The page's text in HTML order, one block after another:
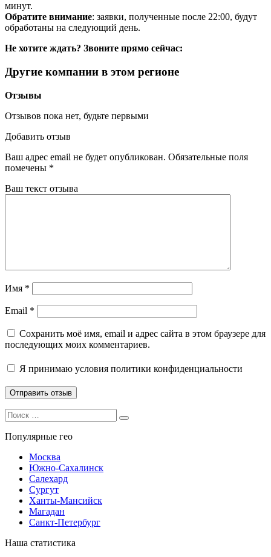
минут.
Обратите внимание: заявки, полученные после 22:00, будут
обработаны на следующий день.
Не хотите ждать? Звоните прямо сейчас:
Другие компании в этом регионе
Отзывы
Отзывов пока нет, будьте первыми
Добавить отзыв
Ваш адрес email не будет опубликован. Обязательные поля
помечены *
Ваш текст отзыва
Имя *
Email *
Сохранить моё имя, email и адрес сайта в этом браузере для
последующих моих комментариев.
Я принимаю условия политики конфиденциальности
Search
for:
Search
Популярные гео
Москва
Южно-Сахалинск
Салехард
Сургут
Ханты-Мансийск
Магадан
Санкт-Петербург
Наша статистика